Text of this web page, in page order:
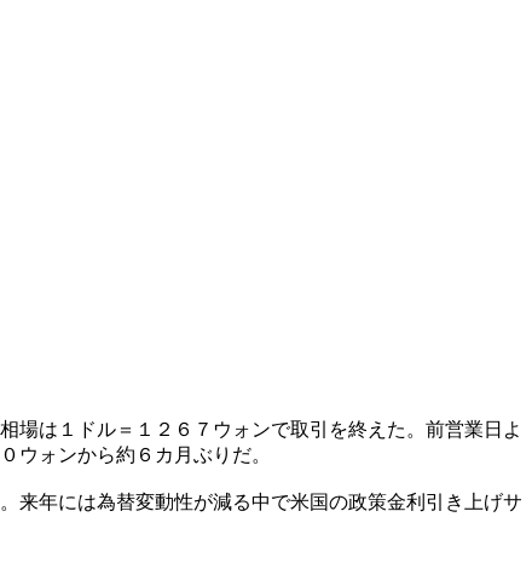
場は１ドル＝１２６７ウォンで取引を終えた。前営業日よ
ウォンから約６カ月ぶりだ。
来年には為替変動性が減る中で米国の政策金利引き上げサ